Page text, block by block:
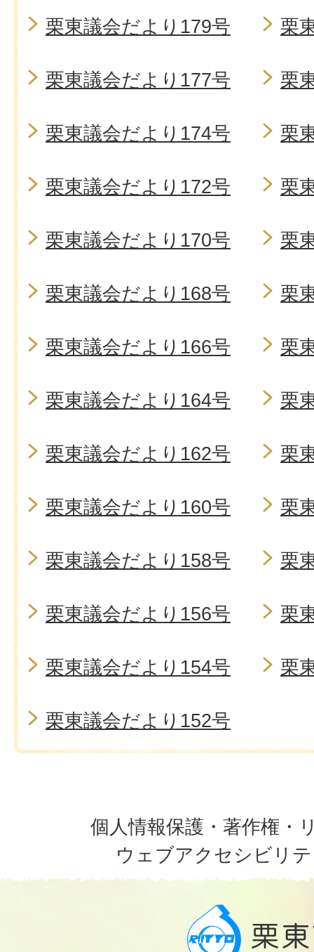
栗東議会だより179号 栗
栗東議会だより177号 栗
栗東議会だより174号 栗
栗東議会だより172号 栗
栗東議会だより170号 栗
栗東議会だより168号 栗
栗東議会だより166号 栗
栗東議会だより164号 栗
栗東議会だより162号 栗
栗東議会だより160号 栗
栗東議会だより158号 栗
栗東議会だより156号 栗
栗東議会だより154号 栗
栗東議会だより152号
個人情報保護・著作権・
ウェブアクセシビリ